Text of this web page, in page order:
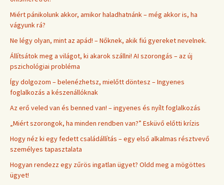
Miért pánikolunk akkor, amikor haladhatnánk – még akkor is, ha
vágyunk rá?
Ne légy olyan, mint az apád! – Nőknek, akik fiú gyereket nevelnek.
Állítsátok meg a világot, ki akarok szállni! AI szorongás – az új
pszichológiai probléma
Így dolgozom – belenézhetsz, mielőtt döntesz – Ingyenes
foglalkozás a készenállóknak
Az erő veled van és benned van! – ingyenes és nyílt foglalkozás
„Miért szorongok, ha minden rendben van?” Esküvő előtti krízis
Hogy néz ki egy fedett családállítás – egy első alkalmas résztvevő
személyes tapasztalata
Hogyan rendezz egy zűrös ingatlan ügyet? Oldd meg a mögöttes
ügyet!